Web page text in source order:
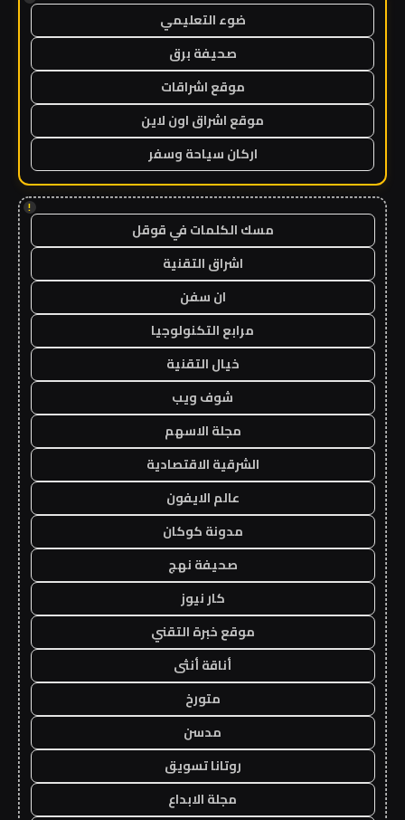
ضوء التعليمي
صحيفة برق
موقع اشراقات
موقع اشراق اون لاين
اركان سياحة وسفر
!
مسك الكلمات في قوقل
اشراق التقنية
ان سفن
مرابع التكنولوجيا
خيال التقنية
شوف ويب
مجلة الاسهم
الشرقية الاقتصادية
عالم الايفون
مدونة كوكان
صحيفة نهج
كار نيوز
موقع خبرة التقني
أناقة أنثى
متورخ
مدسن
روتانا تسويق
مجلة الابداع